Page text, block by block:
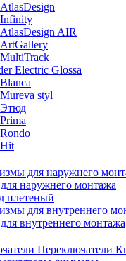
AIR
Electric Glossa
styl
для наружнего
наружнего монтажа
плетеный
для внутреннего
внутреннего монтажа
Переключатели